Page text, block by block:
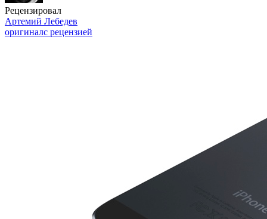
Рецензировал
Артемий Лебедев
оригиналс рецензией